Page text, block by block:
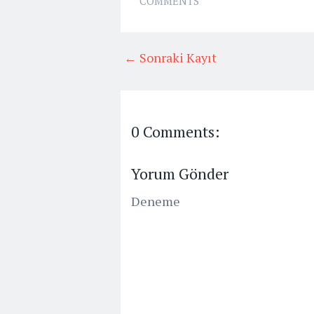
← Sonraki Kayıt
0 Comments:
Yorum Gönder
Deneme